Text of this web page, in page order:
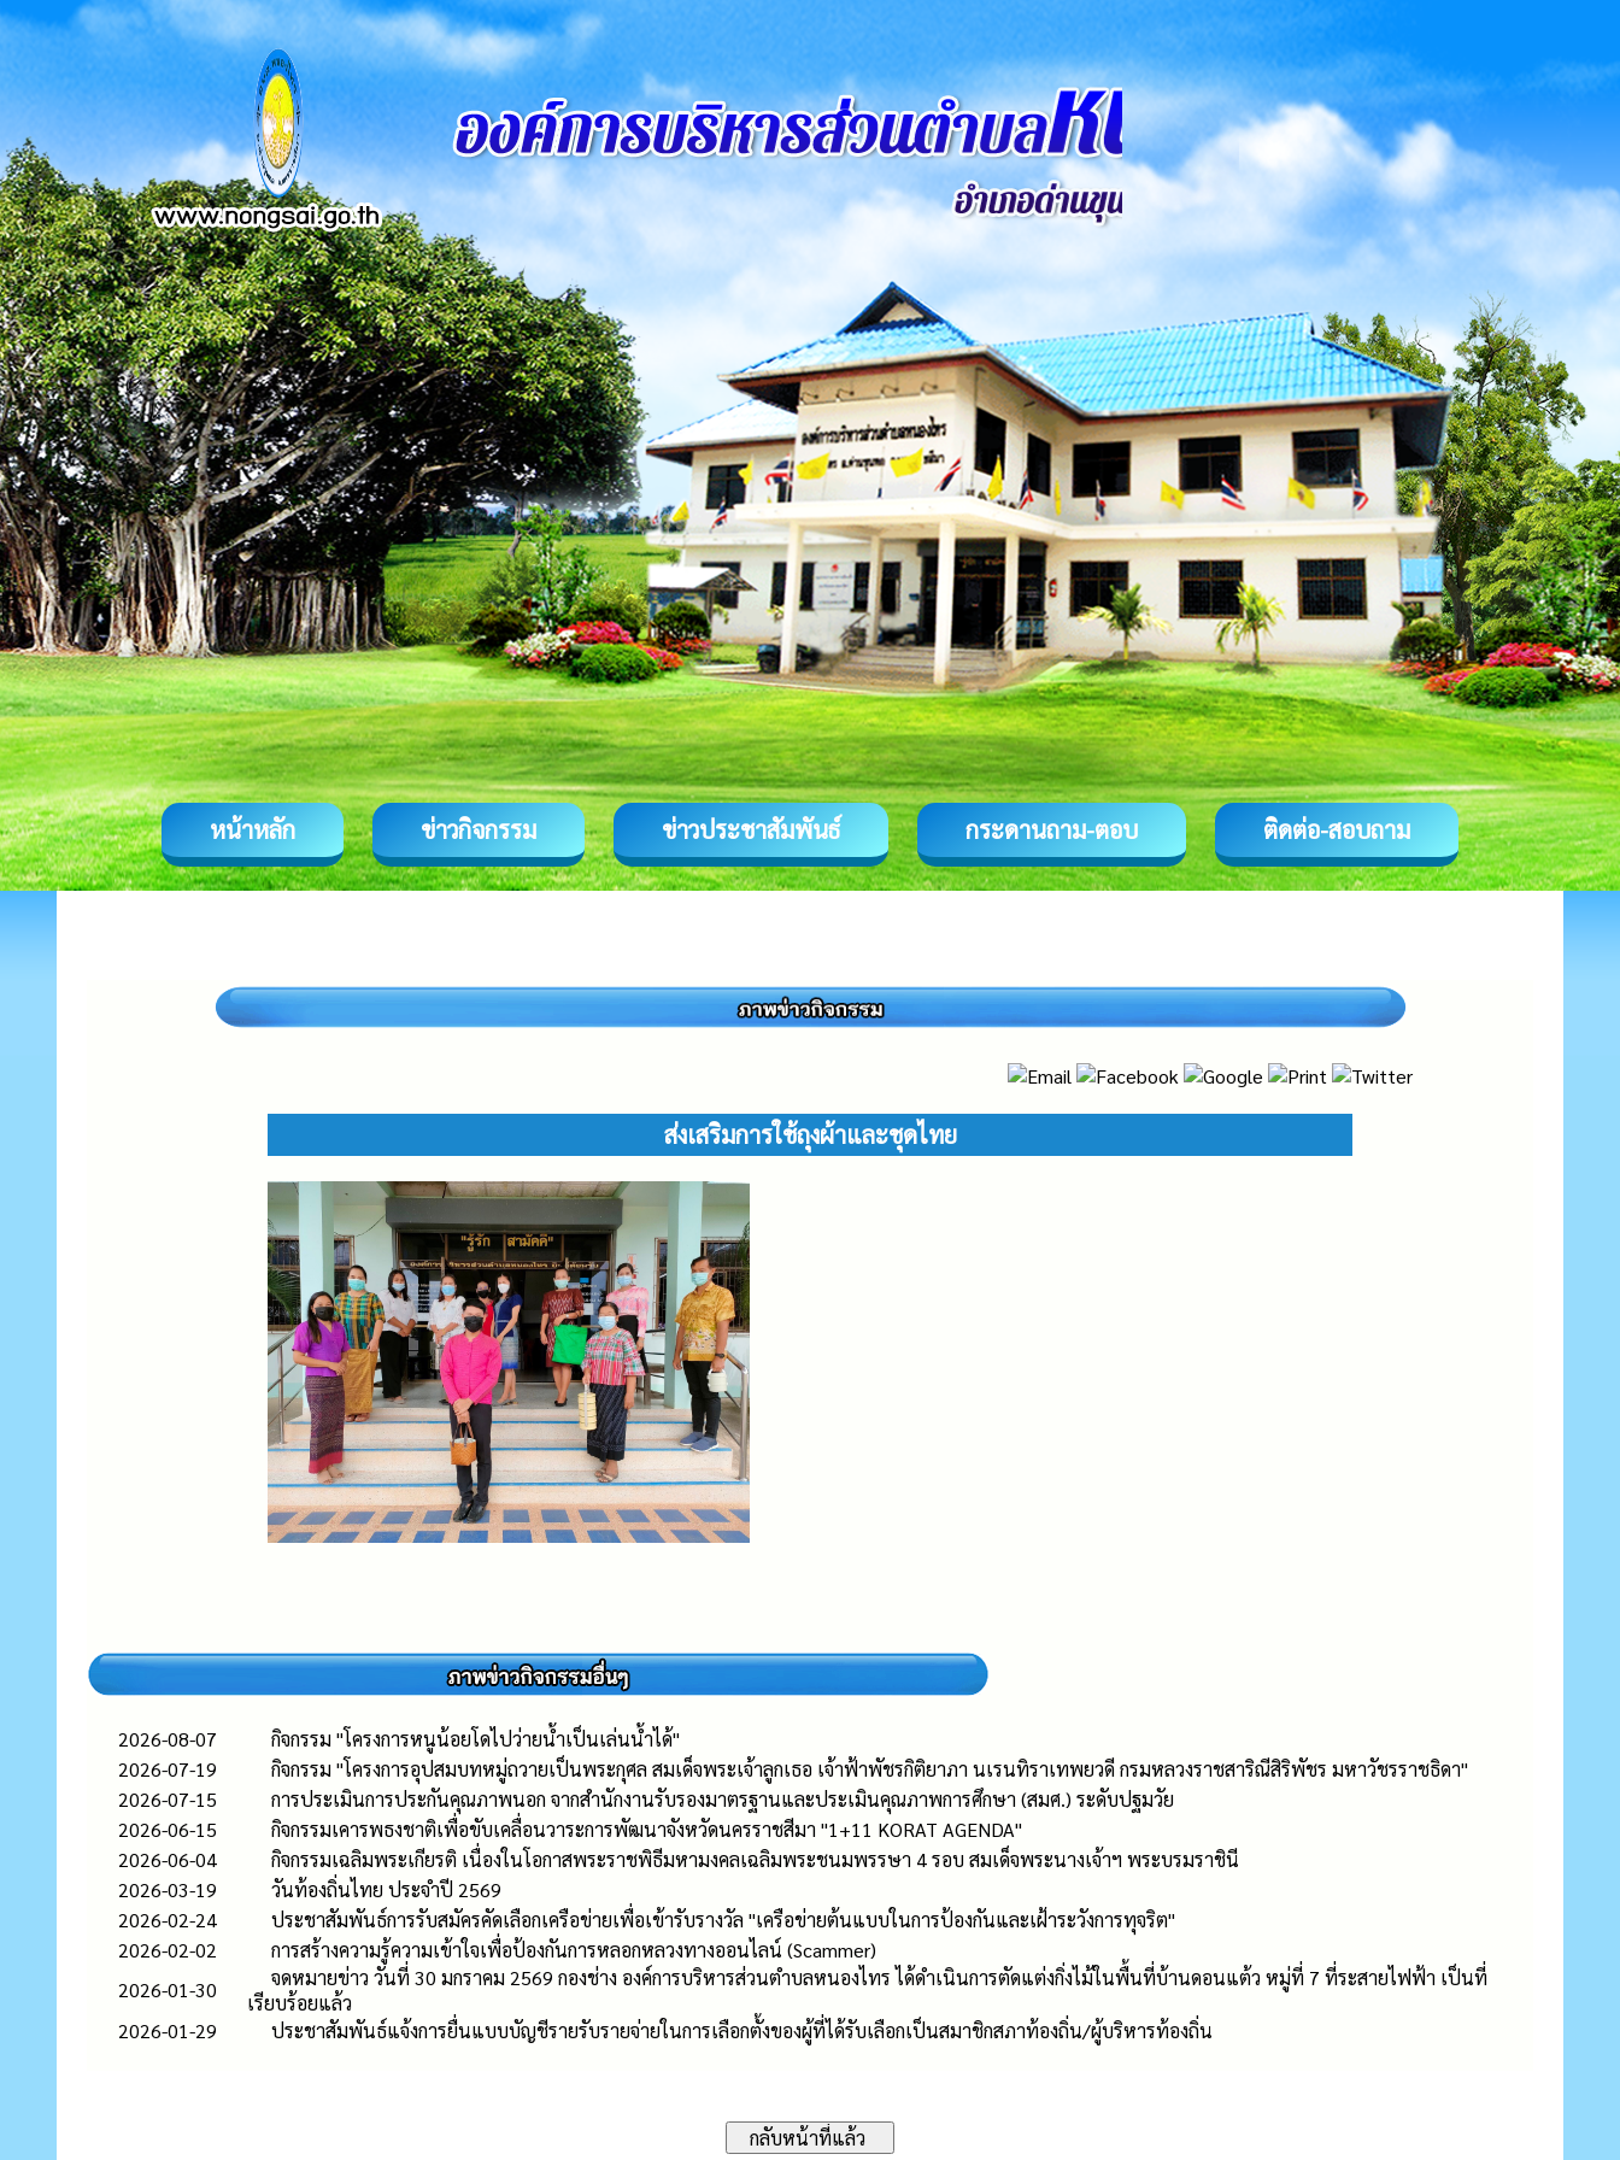
หน้าหลัก ข่าวกิจกรรม ข่าวประชาสัมพันธ์ กระดานถาม-ตอบ ติดต่อ-สอบถาม
ส่งเสริมการใช้ถุงผ้าและชุดไทย
2026-08-07
กิจกรรม "โครงการหนูน้อยโดไปว่ายน้ำเป็นเล่นน้ำได้"
2026-07-19
กิจกรรม "โครงการอุปสมบทหมู่ถวายเป็นพระกุศล สมเด็จพระเจ้าลูกเธอ เจ้าฟ้าพัชรกิติยาภา นเรนทิราเทพยวดี กรมหลวงราชสาริณีสิริพัชร มหาวัชรราชธิดา"
2026-07-15
การประเมินการประกันคุณภาพนอก จากสำนักงานรับรองมาตรฐานและประเมินคุณภาพการศึกษา (สมศ.) ระดับปฐมวัย
2026-06-15
กิจกรรมเคารพธงชาติเพื่อขับเคลื่อนวาระการพัฒนาจังหวัดนครราชสีมา "1+11 KORAT AGENDA"
2026-06-04
กิจกรรมเฉลิมพระเกียรติ เนื่องในโอกาสพระราชพิธีมหามงคลเฉลิมพระชนมพรรษา 4 รอบ สมเด็จพระนางเจ้าฯ พระบรมราชินี
2026-03-19
วันท้องถิ่นไทย ประจำปี 2569
2026-02-24
ประชาสัมพันธ์การรับสมัครคัดเลือกเครือข่ายเพื่อเข้ารับรางวัล "เครือข่ายต้นแบบในการป้องกันและเฝ้าระวังการทุจริต"
2026-02-02
การสร้างความรู้ความเข้าใจเพื่อป้องกันการหลอกหลวงทางออนไลน์ (Scammer)
2026-01-30
จดหมายข่าว วันที่ 30 มกราคม 2569 กองช่าง องค์การบริหารส่วนตำบลหนองไทร ได้ดำเนินการตัดแต่งกิ่งไม้ในพื้นที่บ้านดอนแต้ว หมู่ที่ 7 ที่ระสายไฟฟ้า เป็นที่
เรียบร้อยแล้ว
2026-01-29
ประชาสัมพันธ์แจ้งการยื่นแบบบัญชีรายรับรายจ่ายในการเลือกตั้งของผู้ที่ได้รับเลือกเป็นสมาชิกสภาท้องถิ่น/ผู้บริหารท้องถิ่น